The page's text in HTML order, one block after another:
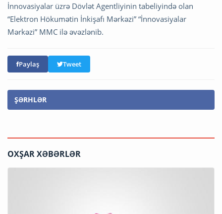
İnnovasiyalar üzrə Dövlət Agentliyinin tabeliyində olan
“Elektron Hökumətin İnkişafı Mərkəzi” “İnnovasiyalar
Mərkəzi” MMC ilə əvəzlənib.
Paylaş Tweet
ŞƏRHLƏR
OXŞAR XƏBƏRLƏR